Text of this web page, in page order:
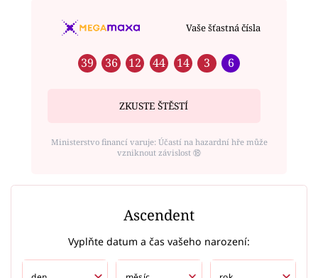
Vaše šťastná čísla
39 36 12 44 14 3 6
ZKUSTE ŠTĚSTÍ
Ministerstvo financí varuje: Účastí na hazardní hře může
vzniknout závislost ⑱
Ascendent
Vyplňte datum a čas vašeho narození: